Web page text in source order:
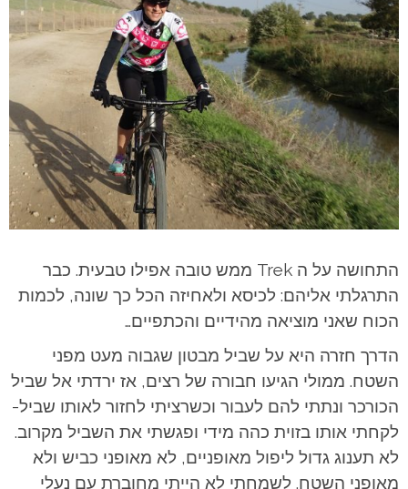
התחושה על ה Trek ממש טובה אפילו טבעית. כבר
התרגלתי אליהם: לכיסא ולאחיזה הכל כך שונה, לכמות
הכוח שאני מוציאה מהידיים והכתפיים…
הדרך חזרה היא על שביל מבטון שגבוה מעט מפני
השטח. ממולי הגיעו חבורה של רצים, אז ירדתי אל שביל
הכורכר ונתתי להם לעבור וכשרציתי לחזור לאותו שביל-
לקחתי אותו בזוית כהה מידי ופגשתי את השביל מקרוב.
לא תענוג גדול ליפול מאופניים, לא מאופני כביש ולא
מאופני השטח. לשמחתי לא הייתי מחוברת עם נעלי